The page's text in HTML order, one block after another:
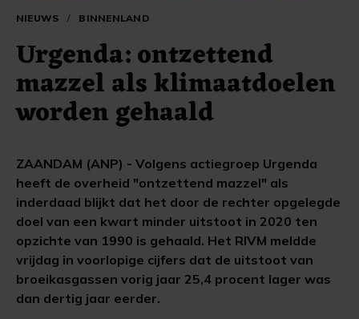
NIEUWS / BINNENLAND
Urgenda: ontzettend
mazzel als klimaatdoelen
worden gehaald
ZAANDAM (ANP) - Volgens actiegroep Urgenda
heeft de overheid "ontzettend mazzel" als
inderdaad blijkt dat het door de rechter opgelegde
doel van een kwart minder uitstoot in 2020 ten
opzichte van 1990 is gehaald. Het RIVM meldde
vrijdag in voorlopige cijfers dat de uitstoot van
broeikasgassen vorig jaar 25,4 procent lager was
dan dertig jaar eerder.